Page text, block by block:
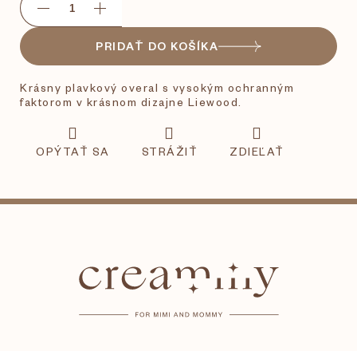
PRIDAŤ DO KOŠÍKA
Krásny plavkový overal s vysokým ochranným
faktorom v krásnom dizajne Liewood.
OPÝTAŤ SA STRÁŽIŤ ZDIEĽAŤ